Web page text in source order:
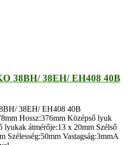
38BH/ 38EH/ EH408 40B
38EH/ EH408 40B
Hossz:376mm Középső lyuk
lyukak átmérője:13 x 20mm Szélső
Szélesség:50mm Vastagság:3mmA